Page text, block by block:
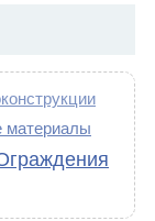
материалы